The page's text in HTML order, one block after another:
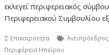
εκλεγεί περιφερειακός
Περιφερειακού Συμβουλίου
Επικαιρότητα Αντιπρόεδρος
Περιφέρεια Ηπείρου